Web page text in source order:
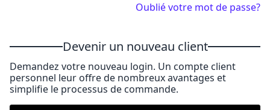
Oublié votre mot de passe?
Devenir un nouveau client
Demandez votre nouveau login. Un compte client
personnel leur offre de nombreux avantages et
simplifie le processus de commande.